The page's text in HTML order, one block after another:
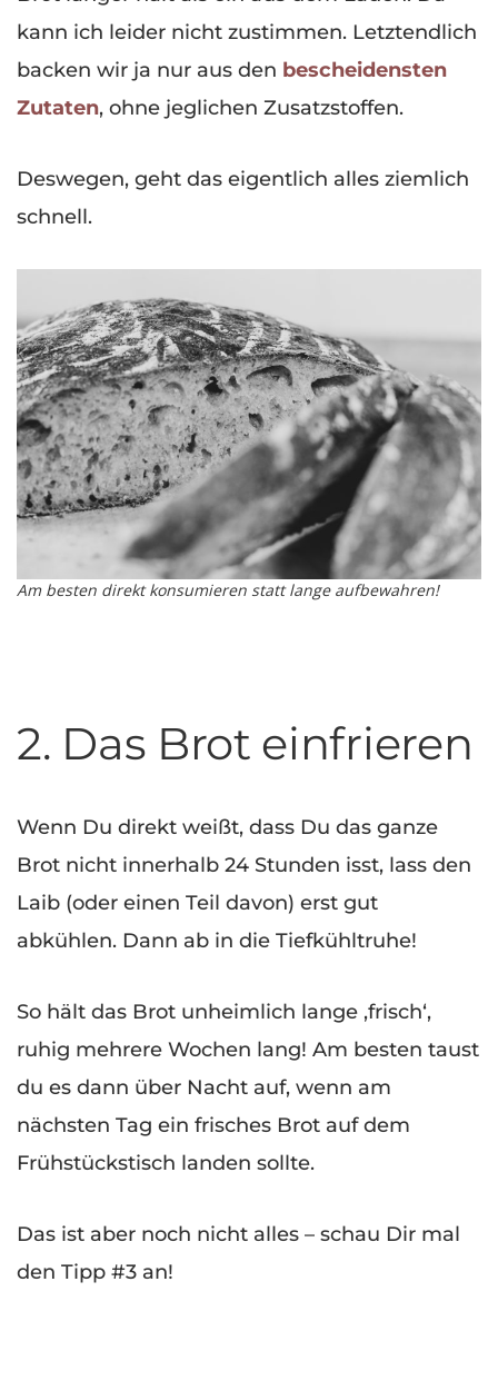
kann ich leider nicht zustimmen. Letztendlich
backen wir ja nur aus den bescheidensten
Zutaten, ohne jeglichen Zusatzstoffen.
Deswegen, geht das eigentlich alles ziemlich
schnell.
Am besten direkt konsumieren statt lange aufbewahren!
2. Das Brot einfrieren
Wenn Du direkt weißt, dass Du das ganze
Brot nicht innerhalb 24 Stunden isst, lass den
Laib (oder einen Teil davon) erst gut
abkühlen. Dann ab in die Tiefkühltruhe!
So hält das Brot unheimlich lange ‚frisch‘,
ruhig mehrere Wochen lang! Am besten taust
du es dann über Nacht auf, wenn am
nächsten Tag ein frisches Brot auf dem
Frühstückstisch landen sollte.
Das ist aber noch nicht alles – schau Dir mal
den Tipp #3 an!